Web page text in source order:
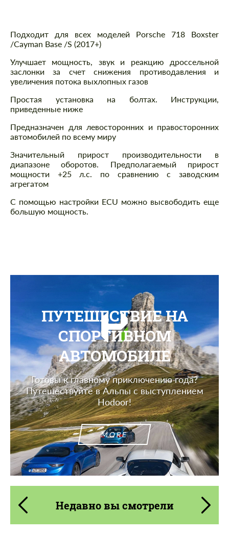
Описание
Подходит для всех моделей Porsche 718 Boxster
/Cayman Base /S (2017+)
Улучшает мощность, звук и реакцию дроссельной
заслонки за счет снижения противодавления и
увеличения потока выхлопных газов
Простая установка на болтах. Инструкции,
приведенные ниже
Предназначен для левосторонних и правосторонних
автомобилей по всему миру
Значительный прирост производительности в
диапазоне оборотов. Предполагаемый прирост
мощности +25 л.с. по сравнению с заводским
агрегатом
С помощью настройки ECU можно высвободить еще
большую мощность.
ПУТЕШЕСТВИЕ НА
СПОРТИВНОМ
АВТОМОБИЛЕ
Готовы к главному приключению года?
Путешествуйте в Альпы с выступлением
Hodoor!
MORE
Недавно вы смотрели